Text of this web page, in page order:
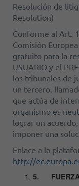
Resolución de
Resolution)
Conforme al Art.
Comisión
gratuito para la
USUARIO y el
los tribunales de
un tercero,
que actúa de
organismo es
lograr un
imponer una
Enlace a la
http://
5.